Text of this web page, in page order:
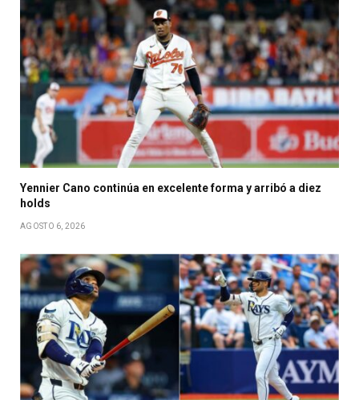
Yennier Cano continúa en excelente forma y arribó a diez
holds
AGOSTO 6, 2026